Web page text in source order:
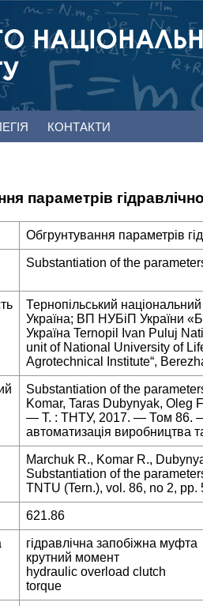
КОНТАКТИ
параметрів
Обгрунтування параметрів
Substantiation of the
Тернопільський
Україна; ВП НУБіП України
Україна Ternopil Ivan Puluj
unit of National University of
Agrotechnical Institute“,
Substantiation of the
Komar, Taras Dubynyak, Oleg
— Т. : ТНТУ, 2017. — Том 86.
автоматизація виробництва
Marchuk R., Komar R.,
Substantiation of the
TNTU (Tern.), vol. 86, no 2, pp.
621.86
гідравлічна запобіжна муфта
крутний момент
hydraulic overload clutch
torque